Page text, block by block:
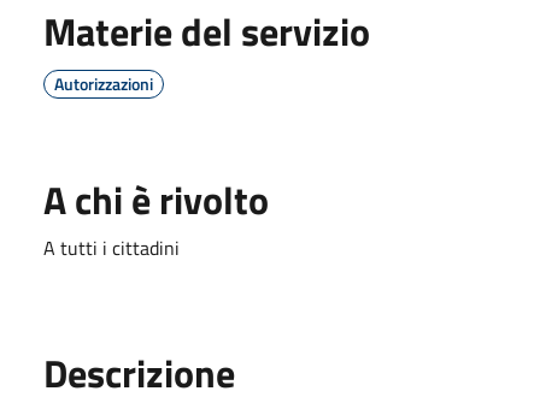
Materie del servizio
Autorizzazioni
A chi è rivolto
A tutti i cittadini
Descrizione